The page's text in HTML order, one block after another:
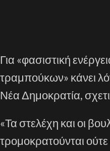
Για «φασιστική
τραμπούκων» κάνει
Νέα Δημοκρατία,
«Τα στελέχη και οι
τρομοκρατούνται ούτε